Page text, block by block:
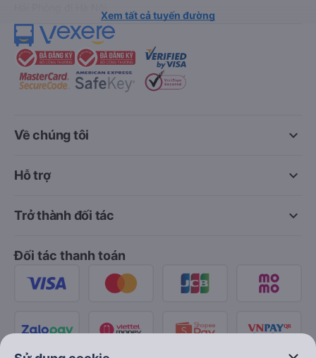
Xem tất cả tuyến đường
keyboard_arrow_down
Về chúng tôi
keyboard_arrow_down
Hỗ trợ
keyboard_arrow_down
Trở thành đối tác
Đối tác thanh toán